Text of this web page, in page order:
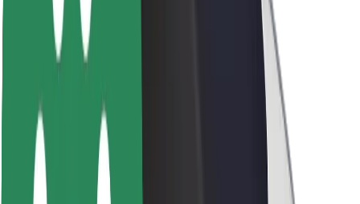
Misija
Attiecības ar investoriem
Zīmols
Mediji
Pilsētvides fonds
Drošība